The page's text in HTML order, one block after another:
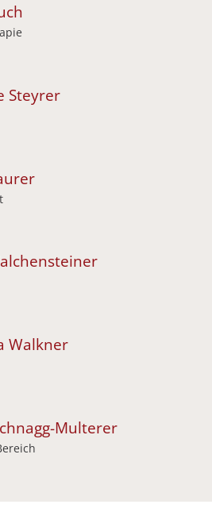
Steyrer
Walkner
Multerer